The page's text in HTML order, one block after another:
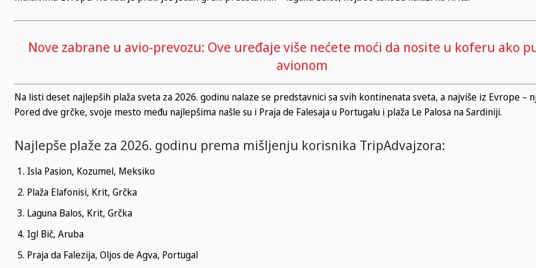
Nove zabrane u avio-prevozu: Ove uređaje više nećete moći da nosite u koferu ako
avionom
Na listi deset najlepših plaža sveta za 2026. godinu nalaze se predstavnici sa svih kontinenata sveta, a najviše iz Evrope –
Pored dve grčke, svoje mesto među najlepšima našle su i Praja de Falesaja u Portugalu i plaža Le Palosa na Sardiniji.
Najlepše plaže za 2026. godinu prema mišljenju korisnika TripAdvajzora:
Isla Pasion, Kozumel, Meksiko
Plaža Elafonisi, Krit, Grčka
Laguna Balos, Krit, Grčka
Igl Bič, Aruba
Praja da Falezija, Oljos de Agva, Portugal